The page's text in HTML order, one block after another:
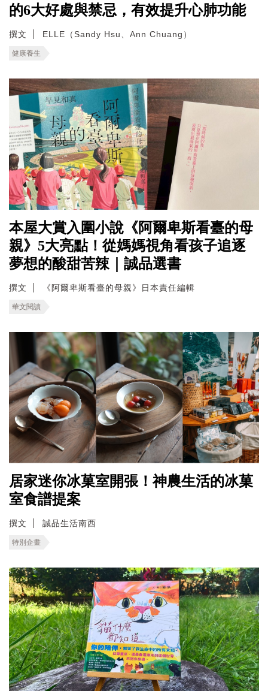
的6大好處與禁忌，有效提升心肺功能
撰文 ELLE（Sandy Hsu、Ann Chuang）
健康養生
本屋大賞入圍小說《阿爾卑斯看臺的母
親》5大亮點！從媽媽視角看孩子追逐
夢想的酸甜苦辣｜誠品選書
撰文 《阿爾卑斯看臺的母親》日本責任編輯
華文閱讀
居家迷你冰菓室開張！神農生活的冰菓
室食譜提案
撰文 誠品生活南西
特別企畫